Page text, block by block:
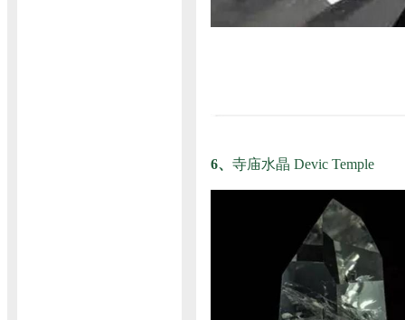
6、 寺庙水晶 Devic Temple